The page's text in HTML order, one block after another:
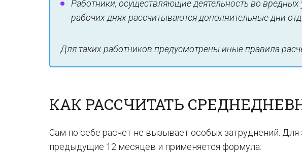
Работники, осуществляющие деятельность во вредных
рабочих днях рассчитываются дополнительные дни
Для таких работников предусмотрены иные правила
КАК РАССЧИТАТЬ
Сам по себе расчет не вызывает особых затруднений. Для
предыдущие 12 месяцев и применяется формула: